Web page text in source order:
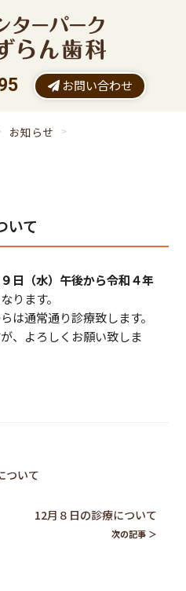
お問い合わせ
お知らせ
いて
日（水）午後から令和４年
ります。
は通常通り診療致します。
、よろしくお願い致しま
ついて
12月８日の診療について